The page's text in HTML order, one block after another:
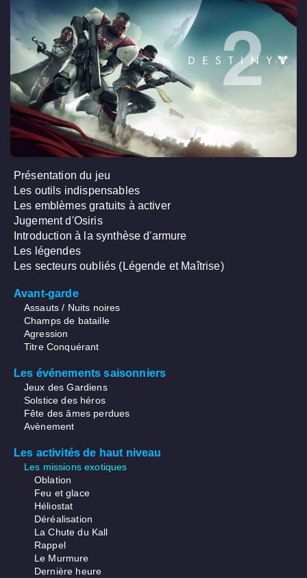
Présentation du jeu
Les outils indispensables
Les emblèmes gratuits à activer
Jugement d'Osiris
Introduction à la synthèse d'armure
Les légendes
Les secteurs oubliés (Légende et Maîtrise)
Avant-garde
Assauts / Nuits noires
Champs de bataille
Agression
Titre Conquérant
Les événements saisonniers
Jeux des Gardiens
Solstice des héros
Fête des âmes perdues
Avènement
Les activités de haut niveau
Les missions exotiques
Oblation
Feu et glace
Héliostat
Déréalisation
La Chute du Kall
Rappel
Le Murmure
Dernière heure